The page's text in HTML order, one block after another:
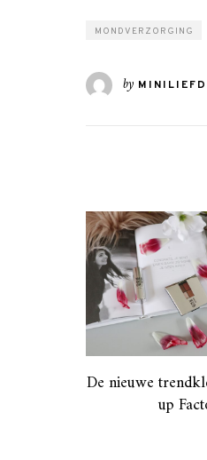
MONDVERZORGING
by
De nieuwe
up